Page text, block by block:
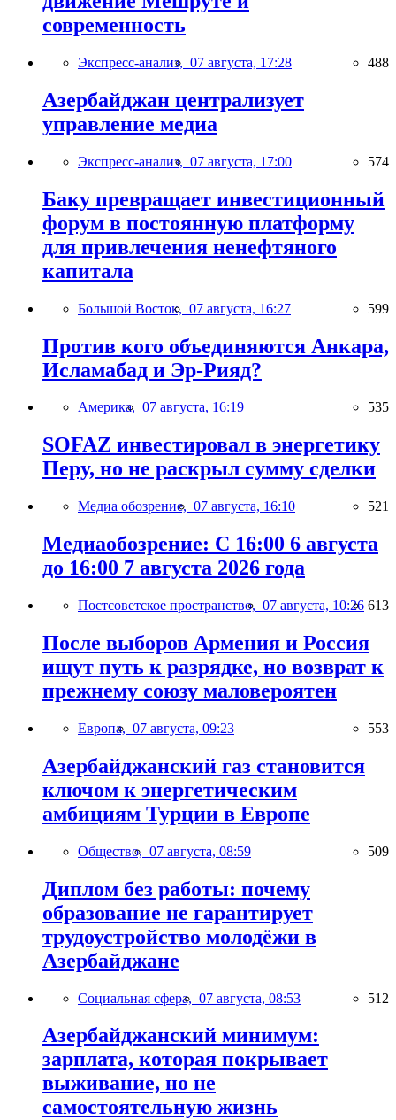
современность
Экспресс-анализ, 07 августа, 17:28 488
Азербайджан централизует
управление медиа
Экспресс-анализ, 07 августа, 17:00 574
Баку превращает инвестиционный
форум в постоянную платформу
для привлечения ненефтяного
капитала
Большой Восток, 07 августа, 16:27 599
Против кого объединяются Анкара,
Исламабад и Эр-Рияд?
Америка, 07 августа, 16:19 535
SOFAZ инвестировал в энергетику
Перу, но не раскрыл сумму сделки
Медиа обозрение, 07 августа, 16:10 521
Медиаобозрение: С 16:00 6 августа
до 16:00 7 августа 2026 года
Постсоветское пространство, 07 августа, 10:26 613
После выборов Армения и Россия
ищут путь к разрядке, но возврат к
прежнему союзу маловероятен
Европа, 07 августа, 09:23 553
Азербайджанский газ становится
ключом к энергетическим
амбициям Турции в Европе
Общество, 07 августа, 08:59 509
Диплом без работы: почему
образование не гарантирует
трудоустройство молодёжи в
Азербайджане
Социальная сфера, 07 августа, 08:53 512
Азербайджанский минимум:
зарплата, которая покрывает
выживание, но не
самостоятельную жизнь